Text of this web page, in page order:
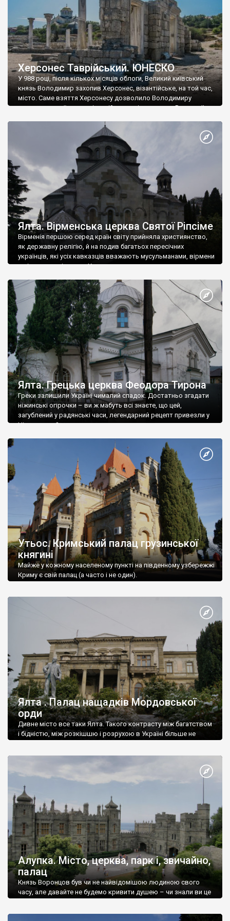
Херсонес Таврійський. ЮНЕСКО
У 988 році, після кількох місяців облоги, Великий київський
князь Володимир захопив Херсонес, візантійське, на той час,
місто. Саме взяття Херсонесу дозволило Володимиру
диктувати свої умови візантійському імператору Василю ІІ, та
Херсонесі Володимир-язичник, став Василем-християнином.
А потім було Хрещення Русі. На честь Херсонесу Таврійського
Ялта. Вірменська церква Святої Ріпсіме
Вірменія першою серед країн світу прийняла християнство,
як державну релігію, й на подив багатьох пересічних
українців, які усіх кавказців вважають мусульманами, вірмени
є відданими вірянами Христа
Ялта. Грецька церква Феодора Тирона
Греки залишили Україні чималий спадок. Достатньо згадати
ніжинські огірочки – ви ж мабуть всі знаєте, що цей,
загублений у радянські часи, легендарний рецепт привезли у
Ніжин греки?
Утьос. Кримський палац грузинської
княгині
Майже у кожному населеному пункті на південному узбережжі
Криму є свій палац (а часто і не один).
Ялта . Палац нащадків Мордовської
орди
Дивне місто все таки Ялта. Такого контрасту між багатством
і бідністю, між розкішшю і розрухою в Україні більше не
Алупка. Місто, церква, парк і, звичайно,
палац
Князь Воронцов був чи не найвідомішою людиною свого
часу, але давайте не будемо кривити душею – чи знали ви це